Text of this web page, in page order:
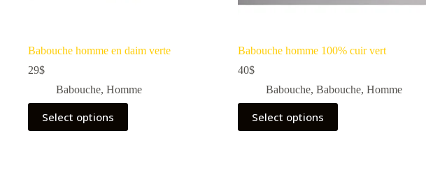
Babouche homme en daim verte
29$
Babouche, Homme
Select options
Babouche homme 100% cuir vert
40$
Babouche, Babouche, Homme
Select options